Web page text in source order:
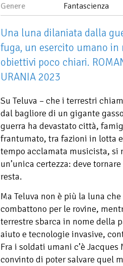
Genere Fantascienza
Una luna dilaniata dalla
fuga, un esercito umano in
obiettivi poco chiari.
URANIA 2023
Su Teluva – che i terrestri
dal bagliore di un gigante
guerra ha devastato città,
frantumato, tra fazioni in lotta
tempo acclamata musicista, si
un’unica certezza: deve
resta.
Ma Teluva non è più la luna
combattono per le rovine,
terrestre sbarca in nome della
aiuto e tecnologie invasive,
Fra i soldati umani c’è
convinto di poter salvare quel